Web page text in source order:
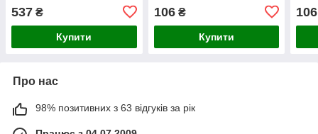
537 ₴
Купити
106₴
Купити
106
Про нас
98% позитивних з 63 відгуків за рік